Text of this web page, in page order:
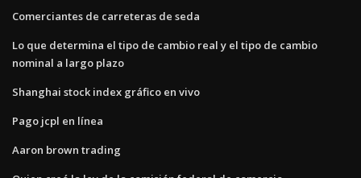
Comerciantes de carreteras de seda
Lo que determina el tipo de cambio real y el tipo de cambio
nominal a largo plazo
Shanghai stock index gráfico en vivo
Pago jcpl en línea
Aaron brown trading